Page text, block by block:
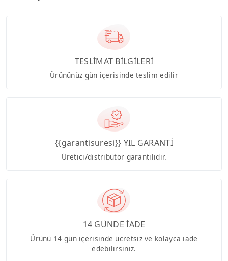
TESLİMAT BİLGİLERİ
Ürününüz gün içerisinde teslim edilir
{{garantisuresi}} YIL GARANTİ
Üretici/distribütör garantilidir.
14 GÜNDE İADE
Ürünü 14 gün içerisinde ücretsiz ve kolayca iade
edebilirsiniz.